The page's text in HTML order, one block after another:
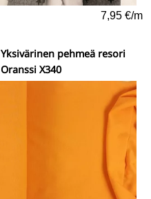
7,95 €/m
Yksivärinen pehmeä resori
Oranssi X340